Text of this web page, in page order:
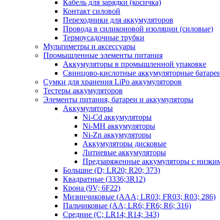
Кабель для зарядки (косичка)
Контакт силовой
Переходники для аккумуляторов
Провода в силиконовой изоляции (силовые)
Термоусадочные трубки
Мультиметры и аксессуары
Промышленные элементы питания
Аккумуляторы в промышленной упаковке
Свинцово-кислотные аккумуляторные
Сумки для хранения LiPo аккумуляторов
Тестеры аккумуляторов
Элементы питания, батареи и аккумуляторы
Аккумуляторы
Ni-Cd аккумуляторы
Ni-MH аккумуляторы
Ni-Zn аккумуляторы
Аккумуляторы дисковые
Литиевые аккумуляторы
Предзаряженные аккумуляторы с
Большие (D; LR20; R20; 373)
Квадратные (3336;3R12)
Крона (9V; 6F22)
Мизинчиковые (AAA; LR03; FR03; R03; 286)
Пальчиковые (AA; LR6; FR6; R6; 316)
Средние (C; LR14; R14; 343)